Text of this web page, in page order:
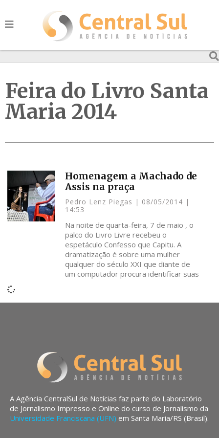
Feira do Livro Santa
Maria 2014
Homenagem a Machado de
Assis na praça
Pedro Lenz Piegas
08/05/2014
14:53
Na noite de quarta-feira, 7 de maio , o
palco do Livro Livre recebeu o
espetáculo Confesso que Capitu. A
dramatização é sobre uma mulher
qualquer do século XXI que diante de
um computador procura identificar suas
A Agência CentralSul de Notícias faz parte do Laboratório
de Jornalismo Impresso e Online do curso de Jornalismo da
Universidade Franciscana (UFN) em Santa Maria/RS (Brasil).